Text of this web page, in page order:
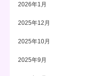
2026年1月
2025年12月
2025年10月
2025年9月